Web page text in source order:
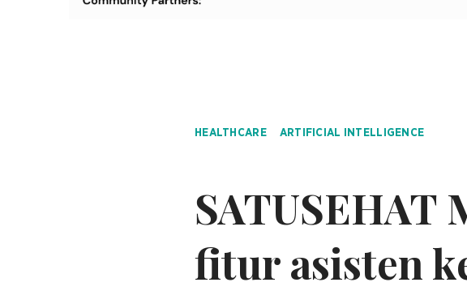
HEALTHCARE ARTIFICIAL INTELLIGENCE
fitur asisten